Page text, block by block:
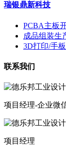
瑞银鼎新科技
PCBA主板
成品组装生
3D打印/手
联系我们
项目经理-企业微
项目经理